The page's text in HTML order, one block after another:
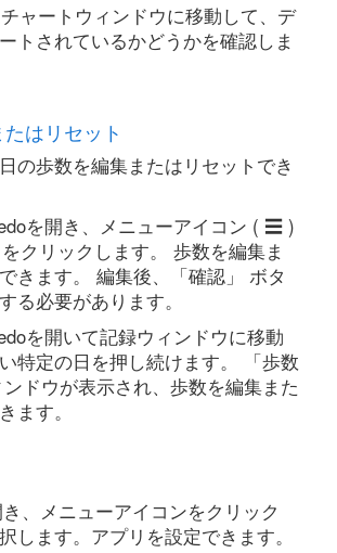
ャートウィンドウに移動して、デ
トされているかどうかを確認しま
はリセット
の歩数を編集またはリセットでき
を開き、メニューアイコン ( ☰ )
クリックします。 歩数を編集ま
きます。 編集後、「確認」 ボタ
る必要があります。
を開いて記録ウィンドウに移動
特定の日を押し続けます。 「歩数
ドウが表示され、歩数を編集また
ます。
、メニューアイコンをクリック
します。アプリを設定できます。